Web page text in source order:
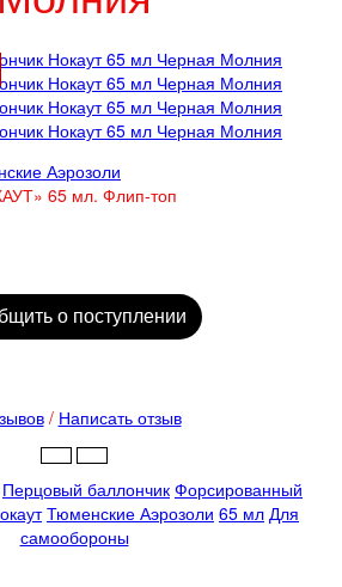
Аэрозоли
65 мл. Флип-топ
о поступлении
/ Написать отзыв
Перцовый баллончик Форсированный
Тюменские Аэрозоли 65 мл Для
самообороны